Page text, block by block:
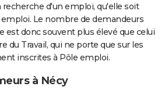
recherche d'un emploi, qu'elle soit
Le nombre de demandeurs
est donc souvent plus élevé que celui
du Travail, qui ne porte que sur les
inscrites à Pôle emploi.
à Nécy